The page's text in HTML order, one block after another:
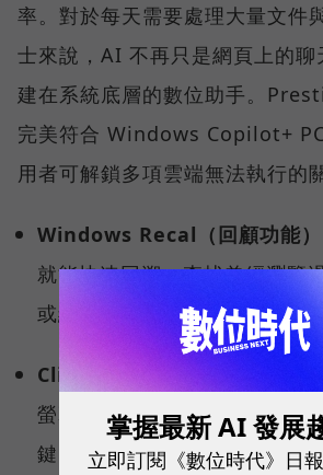
率。對於每天需要處理大量文件
士來說，AI 不再只是網頁上的聊
建在系統底層的數位助手。
完美符合 Windows Copilot+
用者可解鎖多項雲端無法執行的
Windows Recal（回顧功能）
就能快速回溯、查找曾經瀏覽
或網頁內容。
Click to Do（點擊行動）：
螢幕內容的即時理解，使用者
鍵，就能讓系統智慧偵測、分
掌握最新 AI 發展
立即訂閱《數位時代》日